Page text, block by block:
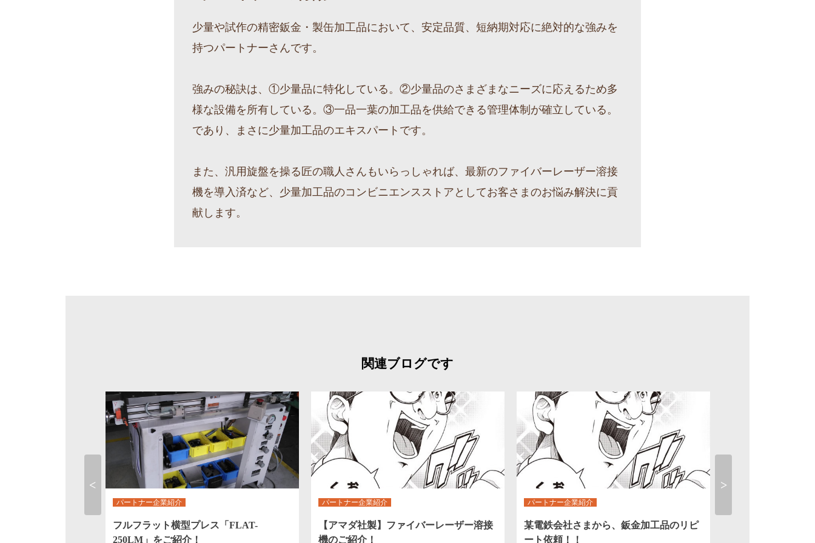
少量や試作の精密鈑金・製缶加工品において、安定品質、短納期対応に絶対的な強みを
持つパートナーさんです。
強みの秘訣は、①少量品に特化している。②少量品のさまざまなニーズに応えるため多
様な設備を所有している。③一品一葉の加工品を供給できる管理体制が確立している。
であり、まさに少量加工品のエキスパートです。
また、汎用旋盤を操る匠の職人さんもいらっしゃれば、最新のファイバーレーザー溶接
機を導入済など、少量加工品のコンビニエンスストアとしてお客さまのお悩み解決に貢
献します。
関連ブログです
パートナー企業紹介
フルフラット横型プレス「FLAT-
250LM」をご紹介！
パートナー企業紹介
【アマダ社製】ファイバーレーザー溶接
機のご紹介！
パートナー企業紹介
某電鉄会社さまから、鈑金加工品のリピ
ート依頼！！